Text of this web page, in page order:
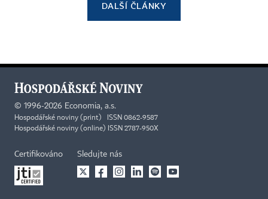
DALŠÍ ČLÁNKY
© 1996-2026 Economia, a.s.
Hospodářské noviny (print) ISSN 0862-9587
Hospodářské noviny (online) ISSN 2787-950X
Certifikováno Sledujte nás